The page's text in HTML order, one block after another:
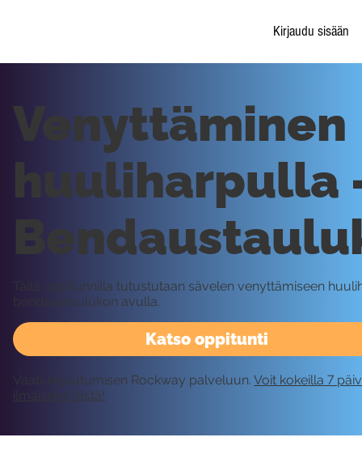
Kirjaudu sisään
Katso oppitunti
Venyttäminen
huuliharpulla
Tällä oppitunnilla tutustutaan sävelen venyttämiseen
bendaustaulukon avulla.
Vaatii kirjautumisen Rockway palveluun. Voit kokeilla 7
ilmaiseksi tästä!